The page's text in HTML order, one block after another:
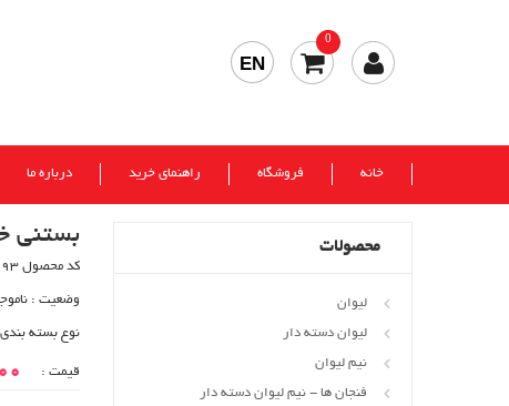
0
EN
خانه فروشگاه راهنمای خرید درباره ما
بستنی
کد محصول 93
وضعیت :
نوع بسته بندی
قیمت :
محصولات
لیوان
لیوان دسته دار
نیم لیوان
فنجان ها - نیم لیوان دسته دار